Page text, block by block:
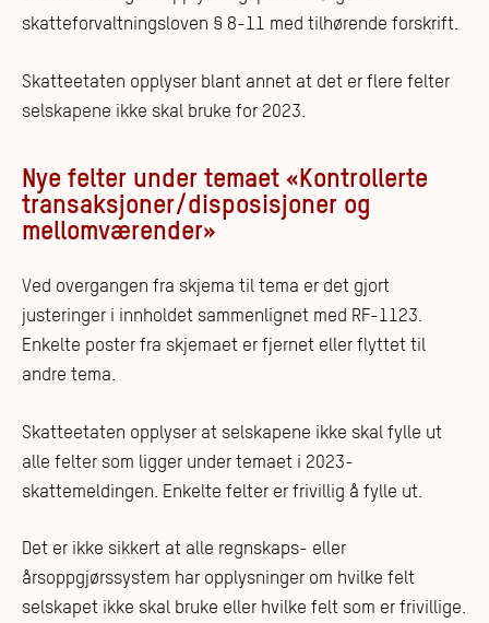
skatteforvaltningsloven § 8-11 med tilhørende forskrift.
Skatteetaten opplyser blant annet at det er flere felter
selskapene ikke skal bruke for 2023.
Nye felter under temaet «Kontrollerte
transaksjoner/disposisjoner og
mellomværender»
Ved overgangen fra skjema til tema er det gjort
justeringer i innholdet sammenlignet med RF-1123.
Enkelte poster fra skjemaet er fjernet eller flyttet til
andre tema.
Skatteetaten opplyser at selskapene ikke skal fylle ut
alle felter som ligger under temaet i 2023-
skattemeldingen. Enkelte felter er frivillig å fylle ut.
Det er ikke sikkert at alle regnskaps- eller
årsoppgjørssystem har opplysninger om hvilke felt
selskapet ikke skal bruke eller hvilke felt som er frivillige.